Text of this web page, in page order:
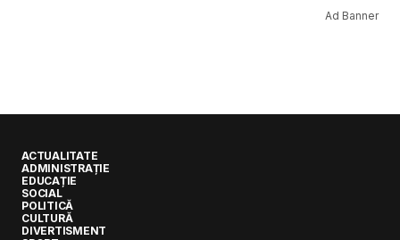
Ad Banner
ACTUALITATE
ADMINISTRAȚIE
EDUCAȚIE
SOCIAL
POLITICĂ
CULTURĂ
DIVERTISMENT